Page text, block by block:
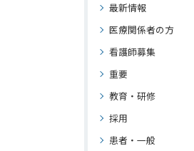
最新情報
医療関係者の方
看護師募集
重要
教育・研修
採用
患者・一般